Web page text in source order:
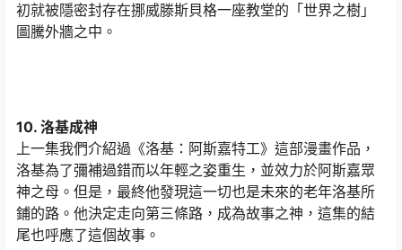
初就被隱密封存在挪威滕斯貝格一座教堂的「世界之樹」
圖騰外牆之中。
10. 洛基成神
上一集我們介紹過《洛基：阿斯嘉特工》這部漫畫作品，
洛基為了彌補過錯而以年輕之姿重生，並效力於阿斯嘉眾
神之母。但是，最終他發現這一切也是未來的老年洛基所
鋪的路。他決定走向第三條路，成為故事之神，這集的結
尾也呼應了這個故事。